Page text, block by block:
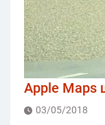
Apple Maps
03/05/2018